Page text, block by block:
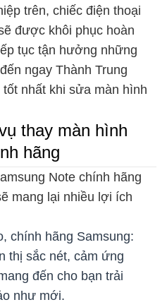
trên, chiếc điện thoại
được khôi phục hoàn
tục tận hưởng những
ngay Thành Trung
nhất khi sửa màn hình
thay màn hình
hãng
Note chính hãng
mang lại nhiều lợi ích
chính hãng Samsung:
thị sắc nét, cảm ứng
đến cho bạn trải
như mới.